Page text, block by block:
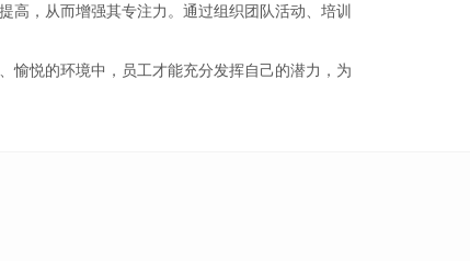
高，从而增强其专注力。通过组织团队活动、培训
愉悦的环境中，员工才能充分发挥自己的潜力，为